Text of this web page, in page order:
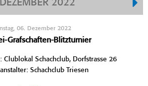
DEZEMBER 2022
06. Dezember 2022
Grafschaften-Blitzturnier
Clublokal Schachclub, Dorfstrasse 26
Schachclub Triesen